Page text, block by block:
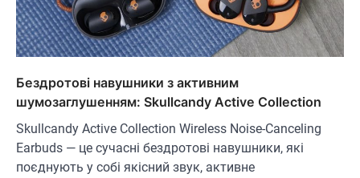
Бездротові навушники з активним
шумозаглушенням: Skullcandy Active Collection
Skullcandy Active Collection Wireless Noise-Canceling
Earbuds — це сучасні бездротові навушники, які
поєднують у собі якісний звук, активне